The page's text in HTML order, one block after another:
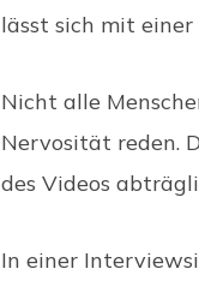
lässt sich mit einer
Nicht alle
Nervosität reden.
des Videos
In einer